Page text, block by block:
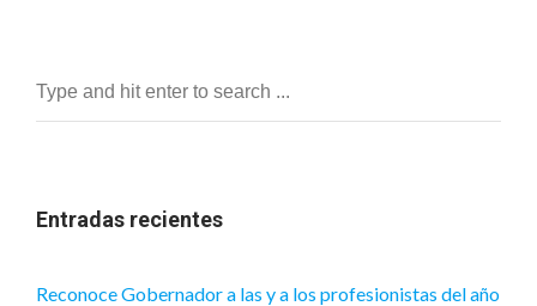
Entradas recientes
Reconoce Gobernador a las y a los profesionistas del año